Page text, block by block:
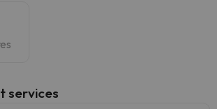
services